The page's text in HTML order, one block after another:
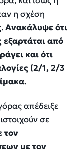
η σχέση
Ανακάλυψε ότι
εξαρτάται από
και ότι
(2/1, 2/3
απέδειξε
σε
τον
με τον